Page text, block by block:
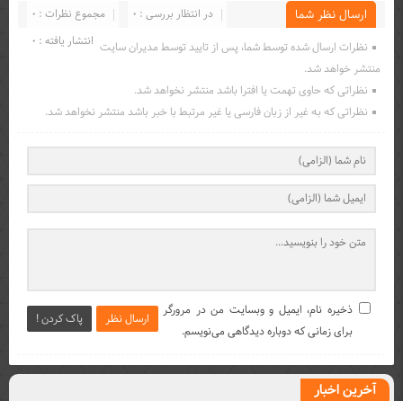
ارسال نظر شما مجموع نظرات : 0
در انتظار بررسی : 0
انتشار یافته : 0 نظرات ارسال شده توسط شما، پس از تایید توسط مدیران سایت
منتشر خواهد شد.
نظراتی که حاوی تهمت یا افترا باشد منتشر نخواهد شد.
نظراتی که به غیر از زبان فارسی یا غیر مرتبط با خبر باشد منتشر نخواهد شد.
ارسال نظر پاک کردن !
ذخیره نام، ایمیل و وبسایت من در مرورگر
برای زمانی که دوباره دیدگاهی می‌نویسم.
آخرین اخبار